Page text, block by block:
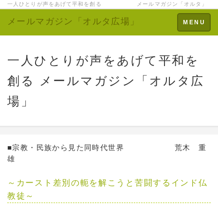
一人ひとりが声をあげて平和を創る メールマガジン「オルタ」
Toggle
navigation
MENU
メールマガジン「オルタ広場」
一人ひとりが声をあげて平和を
創る メールマガジン「オルタ広
場」
■宗教・民族から見た同時代世界 荒木 重
雄
～カースト差別の軛を解こうと苦闘するインド仏
教徒～